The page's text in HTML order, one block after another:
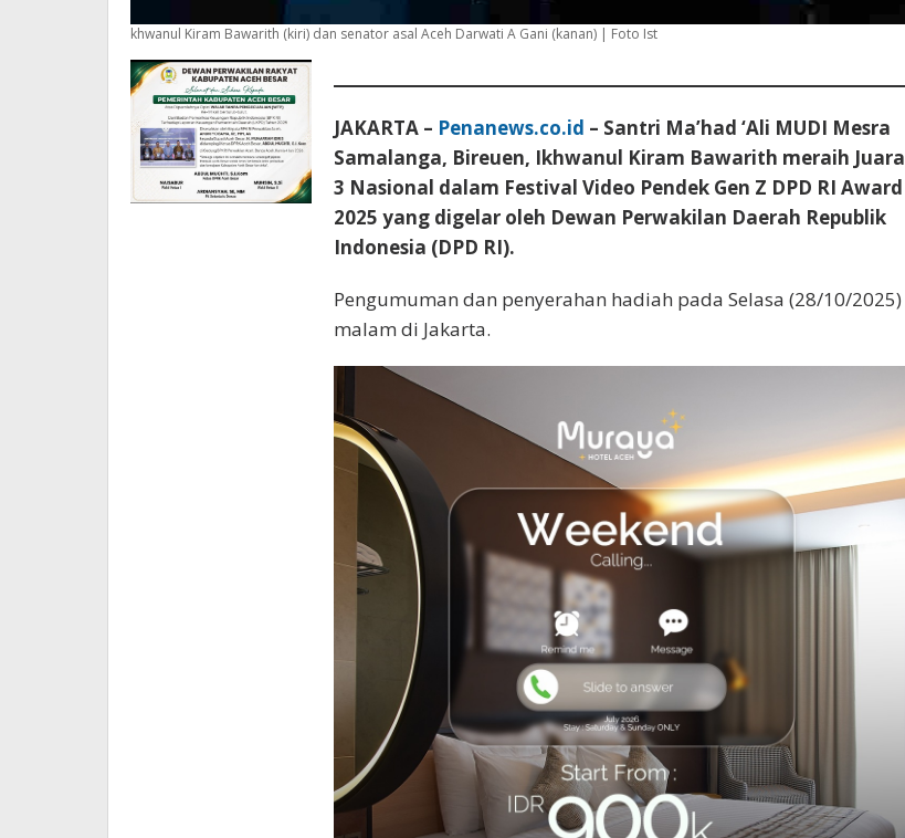
khwanul Kiram Bawarith (kiri) dan senator asal Aceh Darwati A Gani (kanan) | Foto Ist
JAKARTA – Penanews.co.id – Santri Ma’had ‘Ali MUDI Mesra
Samalanga, Bireuen, Ikhwanul Kiram Bawarith meraih Juara
3 Nasional dalam Festival Video Pendek Gen Z DPD RI Award
2025 yang digelar oleh Dewan Perwakilan Daerah Republik
Indonesia (DPD RI).
Pengumuman dan penyerahan hadiah pada Selasa (28/10/2025)
malam di Jakarta.